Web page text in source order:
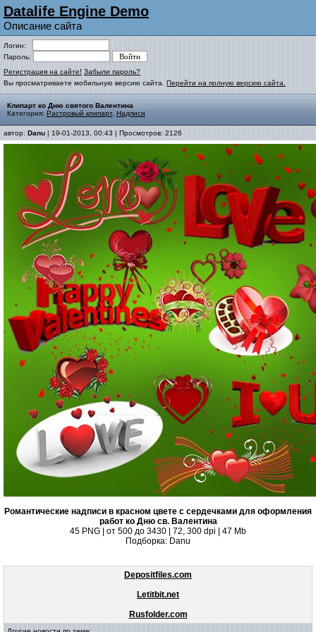
Datalife Engine Demo
Описание сайта
Логин:
Пароль:
Регистрация на сайте! Забыли пароль?
Вы просматриваете мобильную версию сайта. Перейти на полную версию сайта.
Клипарт ко Дню святого Валентина
Категория: Растровый клипарт, Надписи
автор: Danu | 19-01-2013, 00:43 | Просмотров: 2126
Романтические надписи в красном цвете с сердечками для оформления
работ ко Дню св. Валентина
45 PNG | от 500 до 3430 | 72, 300 dpi | 47 Mb
Подборка: Danu
Depositfiles.com
Letitbit.net
Rusfolder.com